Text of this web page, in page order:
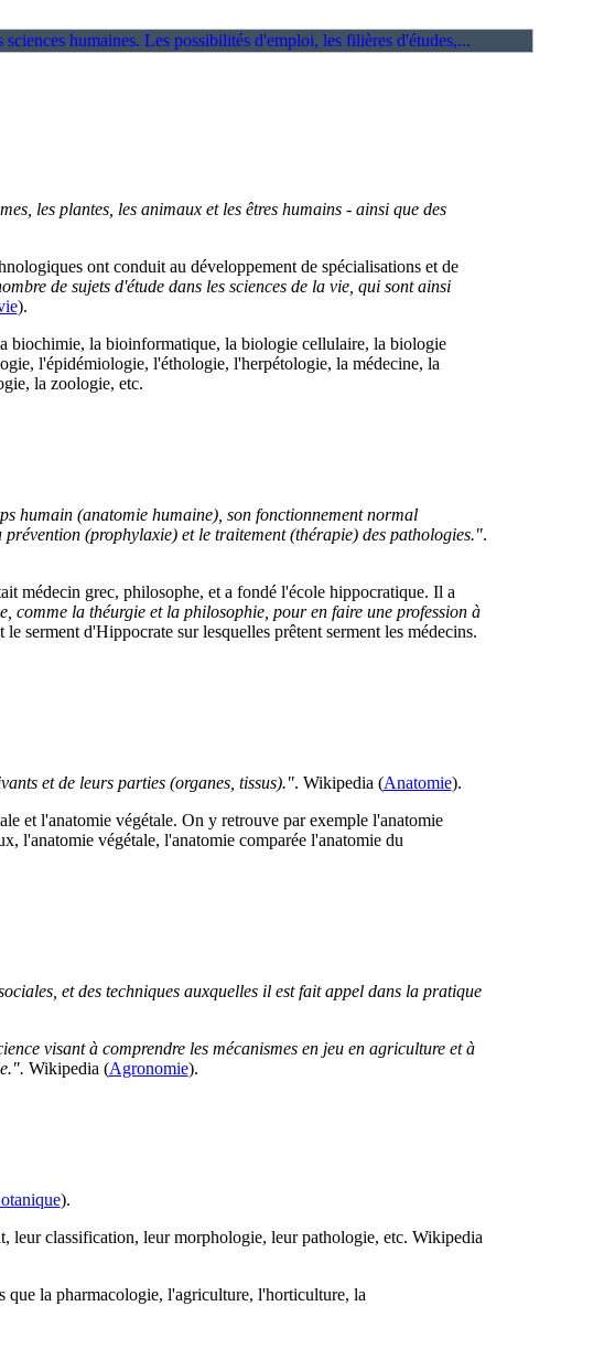
les plantes, les animaux et les êtres humains - ainsi que des
ont conduit au développement de spécialisations et de
de sujets d'étude dans les sciences de la vie, qui sont ainsi
).
biochimie, la bioinformatique, la biologie cellulaire, la biologie
l'épidémiologie, l'éthologie, l'herpétologie, la médecine, la
la zoologie, etc.
humain (anatomie humaine), son fonctionnement normal
(prophylaxie) et le traitement (thérapie) des pathologies.".
médecin grec, philosophe, et a fondé l'école hippocratique. Il a
comme la théurgie et la philosophie, pour en faire une profession à
serment d'Hippocrate sur lesquelles prêtent serment les médecins.
et de leurs parties (organes, tissus).". Wikipedia (Anatomie).
et l'anatomie végétale. On y retrouve par exemple l'anatomie
l'anatomie végétale, l'anatomie comparée l'anatomie du
et des techniques auxquelles il est fait appel dans la pratique
visant à comprendre les mécanismes en jeu en agriculture et à
Wikipedia (Agronomie).
).
leur classification, leur morphologie, leur pathologie, etc. Wikipedia
que la pharmacologie, l'agriculture, l'horticulture, la